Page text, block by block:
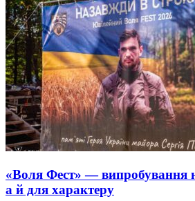
«Воля Фест» — випробування
а й для характеру